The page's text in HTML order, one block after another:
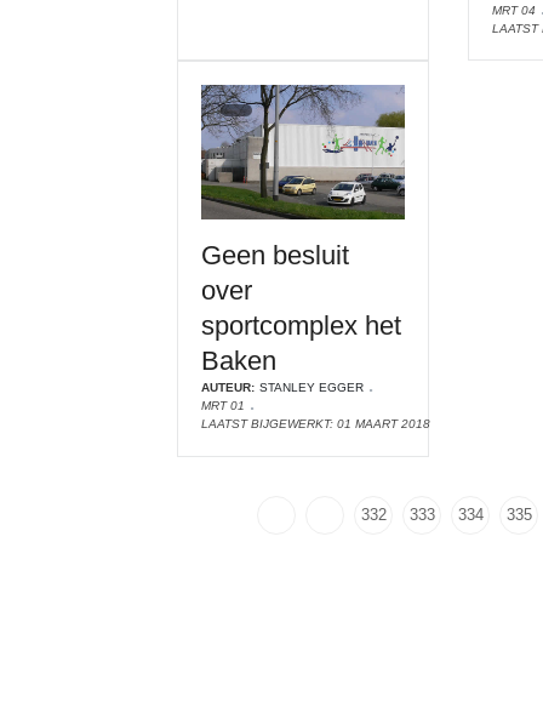
MRT 04
LAATST
Geen besluit
over
sportcomplex het
Baken
AUTEUR: STANLEY EGGER
MRT 01
LAATST BIJGEWERKT: 01 MAART 2018
332 333 334 335